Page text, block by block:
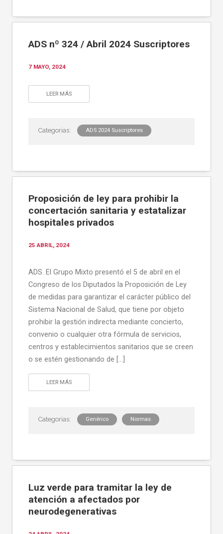
ADS nº 324 / Abril 2024 Suscriptores
7 MAYO, 2024
LEER MÁS
ADS 2024 Suscriptores
Proposición de ley para prohibir la
concertación sanitaria y estatalizar
hospitales privados
25 ABRIL, 2024
ADS. El Grupo Mixto presentó el 5 de abril en el
Congreso de los Diputados la Proposición de Ley
de medidas para garantizar el carácter público del
Sistema Nacional de Salud, que tiene por objeto
prohibir la gestión indirecta mediante concierto,
convenio o cualquier otra fórmula de servicios,
centros y establecimientos sanitarios que se creen
o se estén gestionando de […]
LEER MÁS
Genérico Normas
Luz verde para tramitar la ley de
atención a afectados por
neurodegenerativas